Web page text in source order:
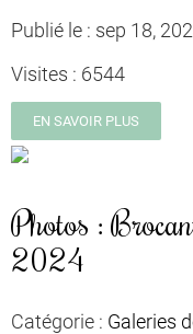
Publié le : sep 18,
Visites : 6544
EN SAVOIR PLUS
Photos :
2024
Catégorie : Galeries